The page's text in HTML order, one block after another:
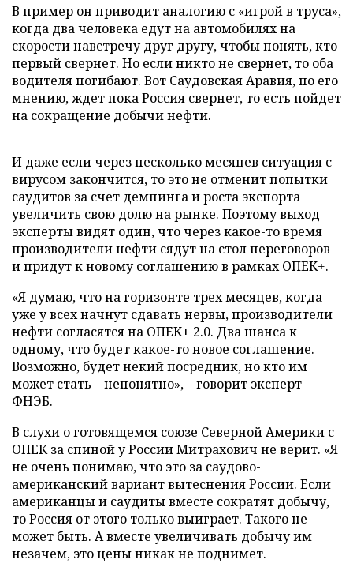
В пример он приводит аналогию с «игрой в труса»,
когда два человека едут на автомобилях на
скорости навстречу друг другу, чтобы понять, кто
первый свернет. Но если никто не свернет, то оба
водителя погибают. Вот Саудовская Аравия, по его
мнению, ждет пока Россия свернет, то есть пойдет
на сокращение добычи нефти.
И даже если через несколько месяцев ситуация с
вирусом закончится, то это не отменит попытки
саудитов за счет демпинга и роста экспорта
увеличить свою долю на рынке. Поэтому выход
эксперты видят один, что через какое-то время
производители нефти сядут на стол переговоров
и придут к новому соглашению в рамках ОПЕК+.
«Я думаю, что на горизонте трех месяцев, когда
уже у всех начнут сдавать нервы, производители
нефти согласятся на ОПЕК+ 2.0. Два шанса к
одному, что будет какое-то новое соглашение.
Возможно, будет некий посредник, но кто им
может стать – непонятно», – говорит эксперт
ФНЭБ.
В слухи о готовящемся союзе Северной Америки с
ОПЕК за спиной у России Митрахович не верит. «Я
не очень понимаю, что это за саудово-
американский вариант вытеснения России. Если
американцы и саудиты вместе сократят добычу,
то Россия от этого только выиграет. Такого не
может быть. А вместе увеличивать добычу им
незачем, это цены никак не поднимет.